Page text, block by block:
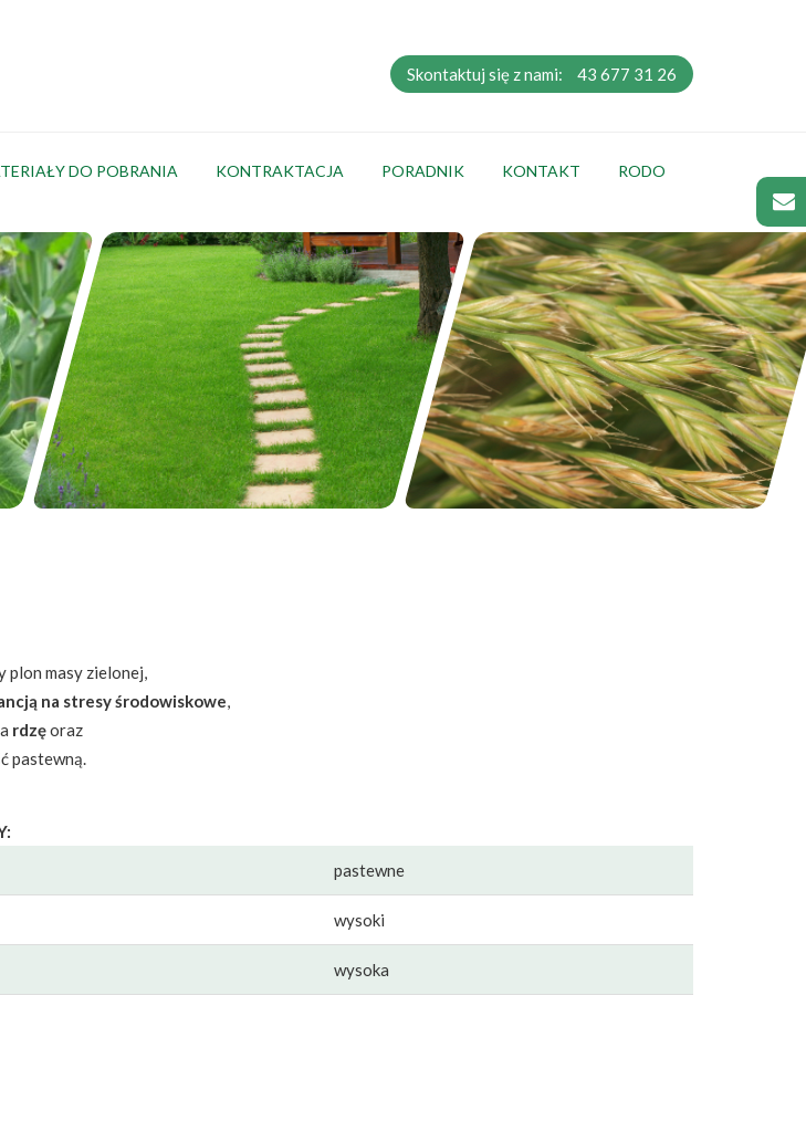
Skontaktuj się z nami: 43 677 31 26
DO POBRANIA KONTRAKTACJA PORADNIK KONTAKT RODO
plon masy zielonej,
na stresy środowiskowe,
rdzęoraz
pastewną.
pastewne
wysoki
wysoka